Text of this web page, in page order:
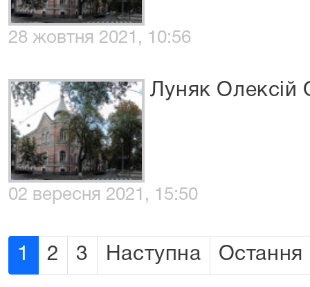
28 жовтня 2021, 10:56
Луняк Олексій
02 вересня 2021, 15:50
1 2 3 Наступна Остання